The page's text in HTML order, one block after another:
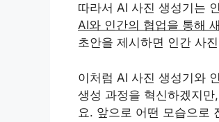
따라서 AI 사진 생성기는
AI와 인간의 협업을 통해
초안을 제시하면 인간 사
이처럼 AI 사진 생성기와
생성 과정을 혁신하겠지
요. 앞으로 어떤 모습으로